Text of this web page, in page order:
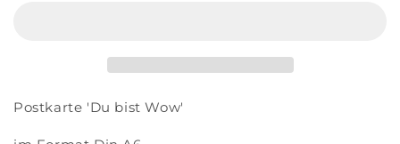
Postkarte 'Du bist Wow'